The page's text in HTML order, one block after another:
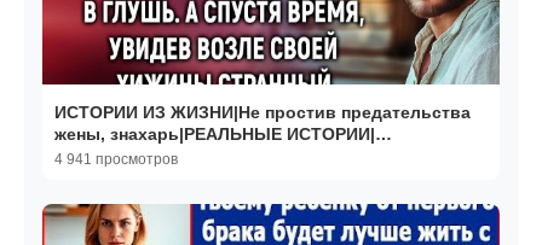
ИСТОРИИ ИЗ ЖИЗНИ|Не простив предательства
жены, знахарь|РЕАЛЬНЫЕ ИСТОРИИ|
ЖИЗНЕННЫЕ ИСТОРИИ
4 941 просмотров